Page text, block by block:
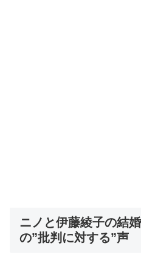
ニノと伊藤綾子の結
の”批判に対する”声